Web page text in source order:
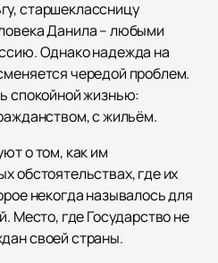
старшеклассницу
Данила – любыми
Однако надежда на
чередой проблем.
спокойной жизнью:
с жильём.
о том, как им
обстоятельствах, где их
некогда называлось для
Место, где Государство не
своей страны.